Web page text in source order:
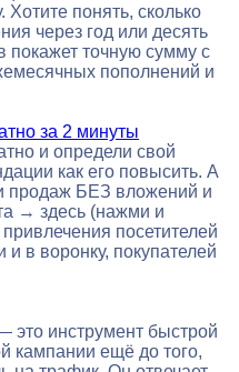
понять, сколько
через год или десять
покажет точную сумму с
пополнений и
за 2 минуты
и определи свой
как его повысить. А
продаж БЕЗ вложений и
→ здесь (нажми и
посетителей
и в воронку, покупателей
это инструмент быстрой
кампании ещё до того,